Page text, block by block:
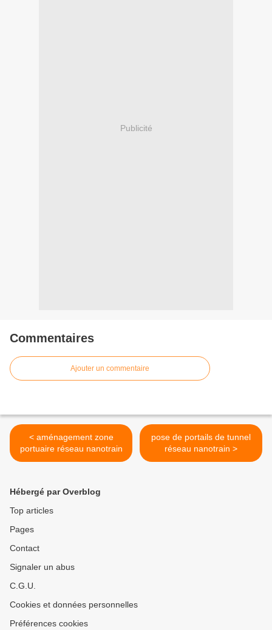
Publicité
Commentaires
Ajouter un commentaire
< aménagement zone
portuaire réseau nanotrain
pose de portails de tunnel
réseau nanotrain >
Hébergé par Overblog
Top articles
Pages
Contact
Signaler un abus
C.G.U.
Cookies et données personnelles
Préférences cookies